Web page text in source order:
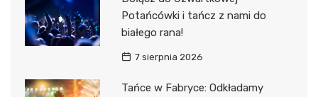
Potańcówki i tańcz z nami do
białego rana!
7 sierpnia 2026
Tańce w Fabryce: Odkładamy